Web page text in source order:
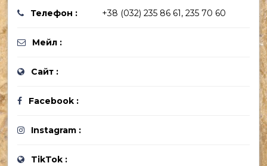
Телефон : +38 (032) 235 86 61, 235 70 60
Мейл :
Сайт :
Facebook :
Instagram :
TikTok :